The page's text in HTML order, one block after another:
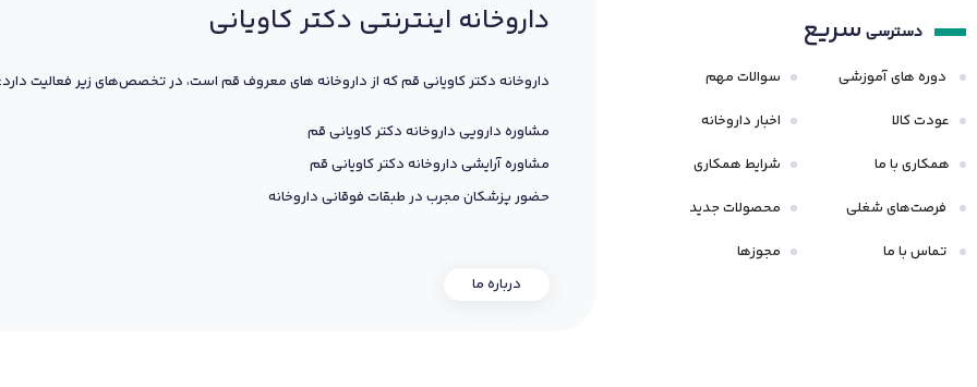
دسترسی سریع
دوره های آموزشی
عودت کالا
همکاری با ما
فرصت‌های شغلی
تماس با ما
سوالات مهم
اخبار داروخانه
شرایط همکاری
محصولات جدید
مجوزها
داروخانه اینترنتی دکتر کاویانی
داروخانه دکتر کاویانی قم که از داروخانه های معروف قم است، در تخصص‌های زیر فعالیت دارد:
مشاوره دارویی داروخانه دکتر کاویانی قم
مشاوره آرایشی داروخانه دکتر کاویانی قم
حضور پزشکان مجرب در طبقات فوقانی داروخانه
درباره ما